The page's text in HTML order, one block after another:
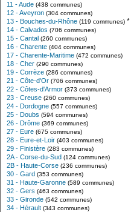
11 - Aude (438 communes)
12 - Aveyron (304 communes)
13 - Bouches-du-Rhône (119 communes) *
14 - Calvados (706 communes)
15 - Cantal (260 communes)
16 - Charente (404 communes)
17 - Charente-Maritime (472 communes)
18 - Cher (290 communes)
19 - Corrèze (286 communes)
21 - Côte-d'Or (706 communes)
22 - Côtes-d'Armor (373 communes)
23 - Creuse (260 communes)
24 - Dordogne (557 communes)
25 - Doubs (594 communes)
26 - Drôme (369 communes)
27 - Eure (675 communes)
28 - Eure-et-Loir (403 communes)
29 - Finistère (283 communes)
2A - Corse-du-Sud (124 communes)
2B - Haute-Corse (236 communes)
30 - Gard (353 communes)
31 - Haute-Garonne (589 communes)
32 - Gers (463 communes)
33 - Gironde (542 communes)
34 - Hérault (343 communes)